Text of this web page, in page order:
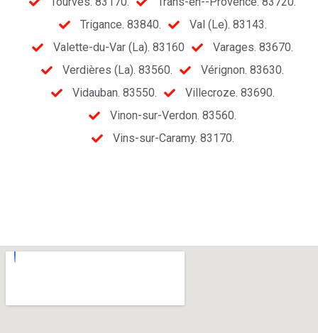
Trigance. 83840.
Val (Le). 83143.
Valette-du-Var (La). 83160
Varages. 83670.
Verdières (La). 83560.
Vérignon. 83630.
Vidauban. 83550.
Villecroze. 83690.
Vinon-sur-Verdon. 83560.
Vins-sur-Caramy. 83170.